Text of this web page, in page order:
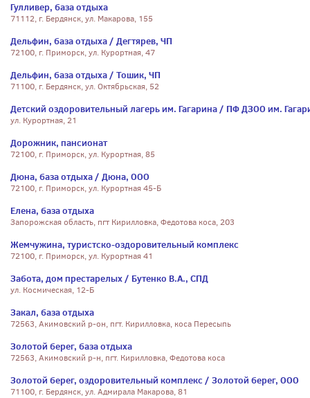
Гулливер, база отдыха
71112, г. Бердянск, ул. Макарова, 155
Дельфин, база отдыха / Дегтярев, ЧП
72100, г. Приморск, ул. Курортная, 47
Дельфин, база отдыха / Тошик, ЧП
71100, г. Бердянск, ул. Октябрьская, 52
Детский оздоровительный лагерь им. Гагарина / ПФ ДЗОО им.
ул. Курортная, 21
Дорожник, пансионат
72100, г. Приморск, ул. Курортная, 85
Дюна, база отдыха / Дюна, ООО
72100, г. Приморск, ул. Курортная 45-Б
Елена, база отдыха
Запорожская область, пгт Кирилловка, Федотова коса, 203
Жемчужина, туристско-оздоровительный комплекс
72100, г. Приморск, ул. Курортная 41
Забота, дом престарелых / Бутенко В.А., СПД
ул. Космическая, 12-Б
Закал, база отдыха
72563, Акимовский р-он, пгт. Кирилловка, коса Пересыпь
Золотой берег, база отдыха
72563, Акимовский р-н, пгт. Кирилловка, Федотова коса
Золотой берег, оздоровительный комплекс / Золотой берег, ООО
71100, г. Бердянск, ул. Адмирала Макарова, 81